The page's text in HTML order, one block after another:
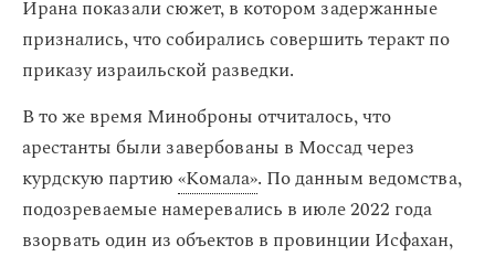
Ирана показали сюжет, в котором задержанные
признались, что собирались совершить теракт по
приказу израильской разведки.
В то же время Миноброны отчиталось, что
арестанты были завербованы в Моссад через
курдскую партию«Комала». По данным ведомства,
подозреваемые намеревались в июле 2022 года
взорвать один из объектов в провинции Исфахан,